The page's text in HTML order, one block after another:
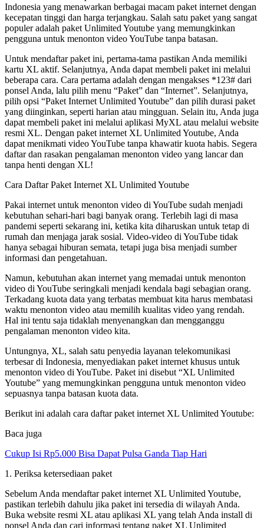
Indonesia yang menawarkan berbagai macam paket internet dengan
kecepatan tinggi dan harga terjangkau. Salah satu paket yang sangat
populer adalah paket Unlimited Youtube yang memungkinkan
pengguna untuk menonton video YouTube tanpa batasan.
Untuk mendaftar paket ini, pertama-tama pastikan Anda memiliki
kartu XL aktif. Selanjutnya, Anda dapat membeli paket ini melalui
beberapa cara. Cara pertama adalah dengan mengakses *123# dari
ponsel Anda, lalu pilih menu “Paket” dan “Internet”. Selanjutnya,
pilih opsi “Paket Internet Unlimited Youtube” dan pilih durasi paket
yang diinginkan, seperti harian atau mingguan. Selain itu, Anda juga
dapat membeli paket ini melalui aplikasi MyXL atau melalui website
resmi XL. Dengan paket internet XL Unlimited Youtube, Anda
dapat menikmati video YouTube tanpa khawatir kuota habis. Segera
daftar dan rasakan pengalaman menonton video yang lancar dan
tanpa henti dengan XL!
Cara Daftar Paket Internet XL Unlimited Youtube
Pakai internet untuk menonton video di YouTube sudah menjadi
kebutuhan sehari-hari bagi banyak orang. Terlebih lagi di masa
pandemi seperti sekarang ini, ketika kita diharuskan untuk tetap di
rumah dan menjaga jarak sosial. Video-video di YouTube tidak
hanya sebagai hiburan semata, tetapi juga bisa menjadi sumber
informasi dan pengetahuan.
Namun, kebutuhan akan internet yang memadai untuk menonton
video di YouTube seringkali menjadi kendala bagi sebagian orang.
Terkadang kuota data yang terbatas membuat kita harus membatasi
waktu menonton video atau memilih kualitas video yang rendah.
Hal ini tentu saja tidaklah menyenangkan dan mengganggu
pengalaman menonton video kita.
Untungnya, XL, salah satu penyedia layanan telekomunikasi
terbesar di Indonesia, menyediakan paket internet khusus untuk
menonton video di YouTube. Paket ini disebut “XL Unlimited
Youtube” yang memungkinkan pengguna untuk menonton video
sepuasnya tanpa batasan kuota data.
Berikut ini adalah cara daftar paket internet XL Unlimited Youtube:
Baca juga
Cukup Isi Rp5.000 Bisa Dapat Pulsa Ganda Tiap Hari
1. Periksa ketersediaan paket
Sebelum Anda mendaftar paket internet XL Unlimited Youtube,
pastikan terlebih dahulu jika paket ini tersedia di wilayah Anda.
Buka website resmi XL atau aplikasi XL yang telah Anda install di
ponsel Anda dan cari informasi tentang paket XL Unlimited